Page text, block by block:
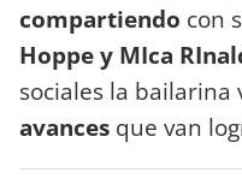
compartiendo con
Hoppe y MIca
sociales la bailarina
avances que van